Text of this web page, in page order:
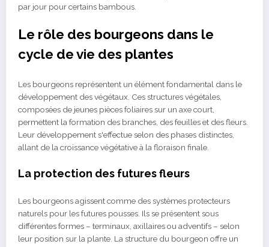
par jour pour certains bambous.
Le rôle des bourgeons dans le
cycle de vie des plantes
Les bourgeons représentent un élément fondamental dans le
développement des végétaux. Ces structures végétales,
composées de jeunes pièces foliaires sur un axe court,
permettent la formation des branches, des feuilles et des fleurs.
Leur développement s'effectue selon des phases distinctes,
allant de la croissance végétative à la floraison finale.
La protection des futures fleurs
Les bourgeons agissent comme des systèmes protecteurs
naturels pour les futures pousses. Ils se présentent sous
différentes formes – terminaux, axillaires ou adventifs – selon
leur position sur la plante. La structure du bourgeon offre un